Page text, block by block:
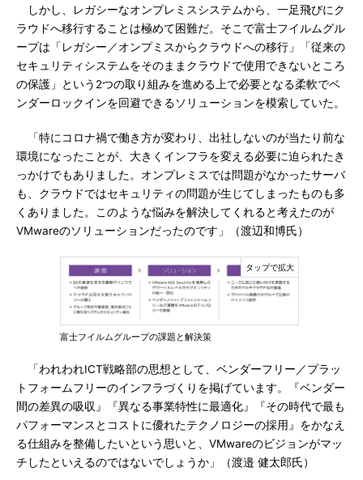
しかし、レガシーなオンプレミスシステムから、一足飛びにク
ラウドへ移行することは極めて困難だ。そこで富士フイルムグル
ープは「レガシー／オンプミスからクラウドへの移行」「従来の
セキュリティシステムをそのままクラウドで使用できないところ
の保護」という2つの取り組みを進める上で必要となる柔軟でベ
ンダーロックインを回避できるソリューションを模索していた。
「特にコロナ禍で働き方が変わり、出社しないのが当たり前な
環境になったことが、大きくインフラを変える必要に迫られたき
っかけでもありました。オンプレミスでは問題がなかったサーバ
も、クラウドではセキュリティの問題が生じてしまったものも多
くありました。このような悩みを解決してくれると考えたのが
VMwareのソリューションだったのです」（渡辺和博氏）
富士フイルムグループの課題と解決策
「われわれICT戦略部の思想として、ベンダーフリー／プラッ
トフォームフリーのインフラづくりを掲げています。『ベンダー
間の差異の吸収』『異なる事業特性に最適化』『その時代で最も
パフォーマンスとコストに優れたテクノロジーの採用』をかなえ
る仕組みを整備したいという思いと、VMwareのビジョンがマッ
チしたといえるのではないでしょうか」（渡邉 健太郎氏）